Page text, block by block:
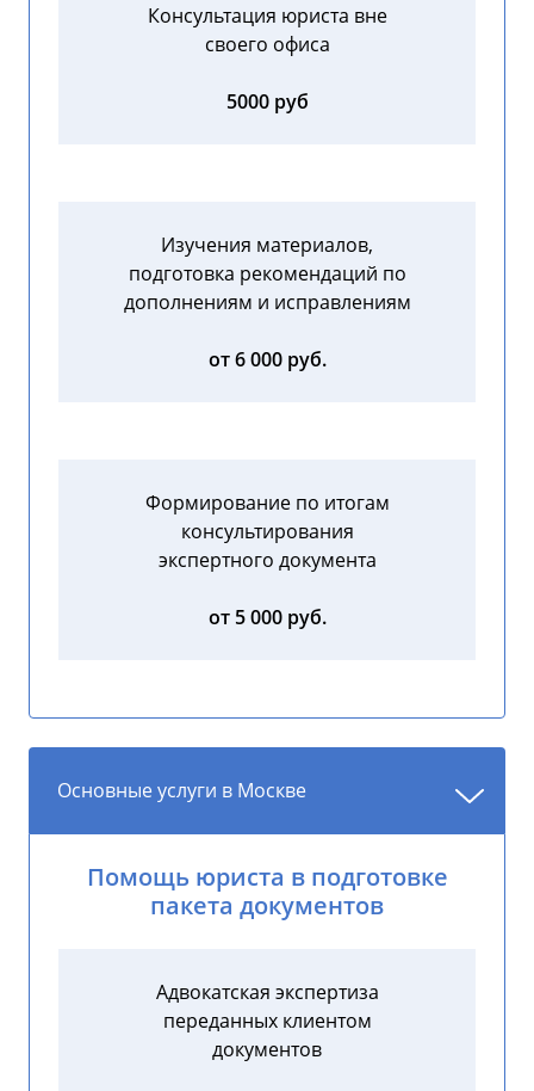
Консультация юриста вне
своего офиса
5000 руб
Изучения материалов,
подготовка рекомендаций по
дополнениям и исправлениям
от 6 000 руб.
Формирование по итогам
консультирования
экспертного документа
от 5 000 руб.
Основные услуги в Москве
Помощь юриста в подготовке
пакета документов
Адвокатская экспертиза
переданных клиентом
документов